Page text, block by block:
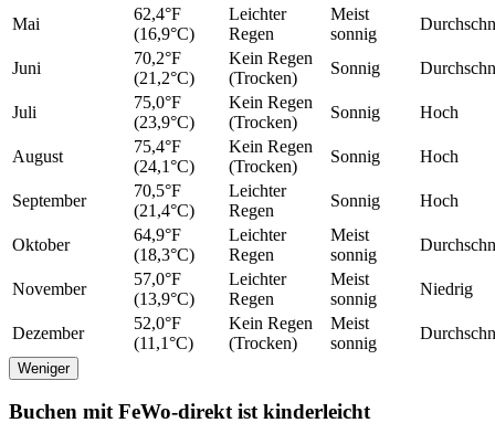
Mai
62,4°F
(16,9°C)
Leichter
Regen
Meist
sonnig
Juni
70,2°F
(21,2°C)
Kein Regen
(Trocken)
Sonnig
Juli
75,0°F
(23,9°C)
Kein Regen
(Trocken)
Sonnig Hoch
August
75,4°F
(24,1°C)
Kein Regen
(Trocken)
Sonnig Hoch
September
70,5°F
(21,4°C)
Leichter
Regen
Sonnig Hoch
Oktober
64,9°F
(18,3°C)
Leichter
Regen
Meist
sonnig
November
57,0°F
(13,9°C)
Leichter
Regen
Meist
sonnig
Niedrig
Dezember
52,0°F
(11,1°C)
Kein Regen
(Trocken)
Meist
sonnig
Weniger
Buchen mit FeWo-direkt ist kinderleicht